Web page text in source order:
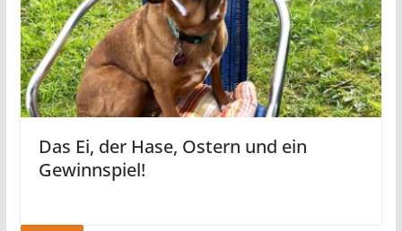
Das Ei, der Hase, Ostern und ein
Gewinnspiel!